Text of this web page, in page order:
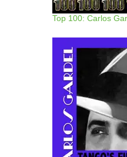
Top 100: Carlos